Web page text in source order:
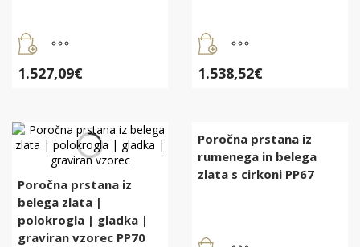
1.527,09€ 1.538,52€
Poročna prstana iz
belega zlata |
polokrogla | gladka |
graviran vzorec PP70
Poročna prstana iz
rumenega in belega
zlata s cirkoni PP67